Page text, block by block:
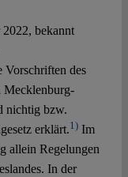
bekannt
Vorschriften des
Mecklenburg-
nichtig bzw.
erklärt.1)Im
allein Regelungen
In der